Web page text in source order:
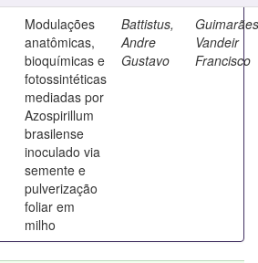
Modulações
anatômicas,
bioquímicas e
fotossintéticas
mediadas por
Azospirillum
brasilense
inoculado via
semente e
pulverização
foliar em
milho
Battistus,
Andre
Gustavo
Vandeir
Francisco